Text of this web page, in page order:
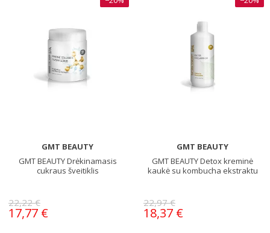
GMT BEAUTY
GMT BEAUTY Drėkinamasis
cukraus šveitiklis
22,22 €
17,77 €
GMT BEAUTY
GMT BEAUTY Detox kreminė
kaukė su kombucha ekstraktu
22,97 €
18,37 €